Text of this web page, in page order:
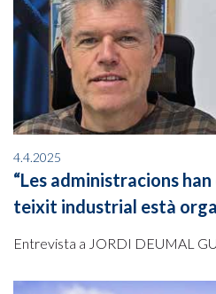
4.4.2025
“Les administracions
teixit industrial està
Entrevista a JORDI DEUMAL